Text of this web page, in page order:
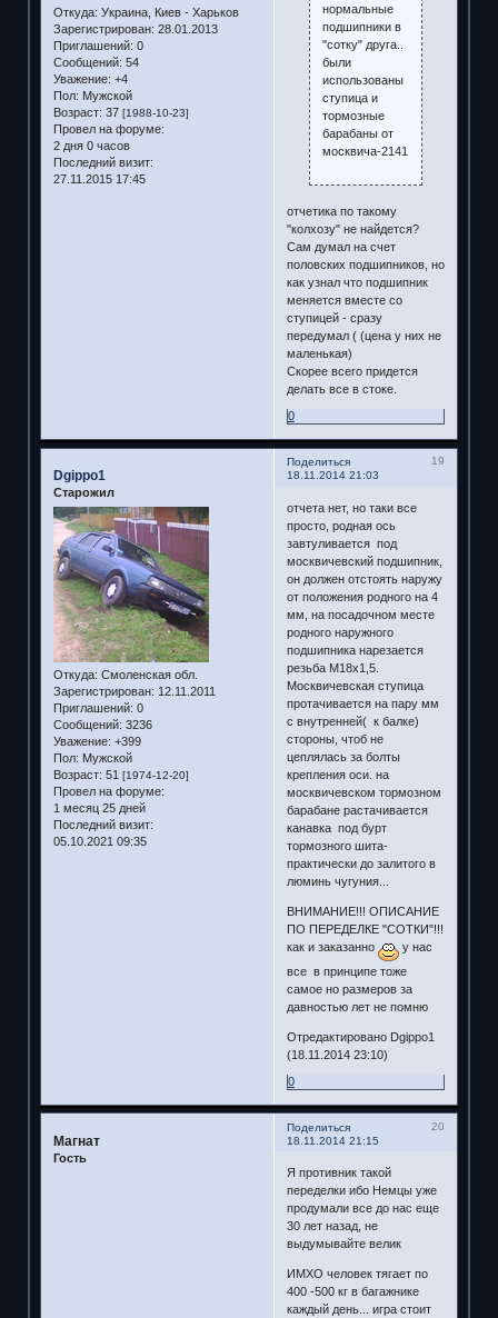
Откуда: Украина, Киев - Харьков
Зарегистрирован: 28.01.2013
Приглашений: 0
Сообщений: 54
Уважение: +4
Пол: Мужской
Возраст: 37 [1988-10-23]
Провел на форуме:
2 дня 0 часов
Последний визит:
27.11.2015 17:45
нормальные
подшипники в
"сотку" друга..
были
использованы
ступица и
тормозные
барабаны от
москвича-2141
отчетика по такому
"колхозу" не найдется?
Сам думал на счет
половских подшипников, но
как узнал что подшипник
меняется вместе со
ступицей - сразу
передумал ( (цена у них не
маленькая)
Скорее всего придется
делать все в стоке.
0
Поделиться
19
18.11.2014 21:03
Dgippo1
Старожил
Откуда: Смоленская обл.
Зарегистрирован: 12.11.2011
Приглашений: 0
Сообщений: 3236
Уважение: +399
Пол: Мужской
Возраст: 51 [1974-12-20]
Провел на форуме:
1 месяц 25 дней
Последний визит:
05.10.2021 09:35
отчета нет, но таки все
просто, родная ось
завтуливается под
москвичевский подшипник,
он должен отстоять наружу
от положения родного на 4
мм, на посадочном месте
родного наружного
подшипника нарезается
резьба М18х1,5.
Москвичевская ступица
протачивается на пару мм
с внутренней( к балке)
стороны, чтоб не
цеплялась за болты
крепления оси. на
москвичевском тормозном
барабане растачивается
канавка под бурт
тормозного шита-
практически до залитого в
люминь чугуния...
ВНИМАНИЕ!!! ОПИСАНИЕ
ПО ПЕРЕДЕЛКЕ "СОТКИ"!!!
как и заказанно
у нас
все в принципе тоже
самое но размеров за
давностью лет не помню
Отредактировано Dgippo1
(18.11.2014 23:10)
0
Поделиться
20
18.11.2014 21:15
Магнат
Гость
Я противник такой
переделки ибо Немцы уже
продумали все до нас еще
30 лет назад, не
выдумывайте велик
ИМХО человек тягает по
400 -500 кг в багажнике
каждый день... игра стоит